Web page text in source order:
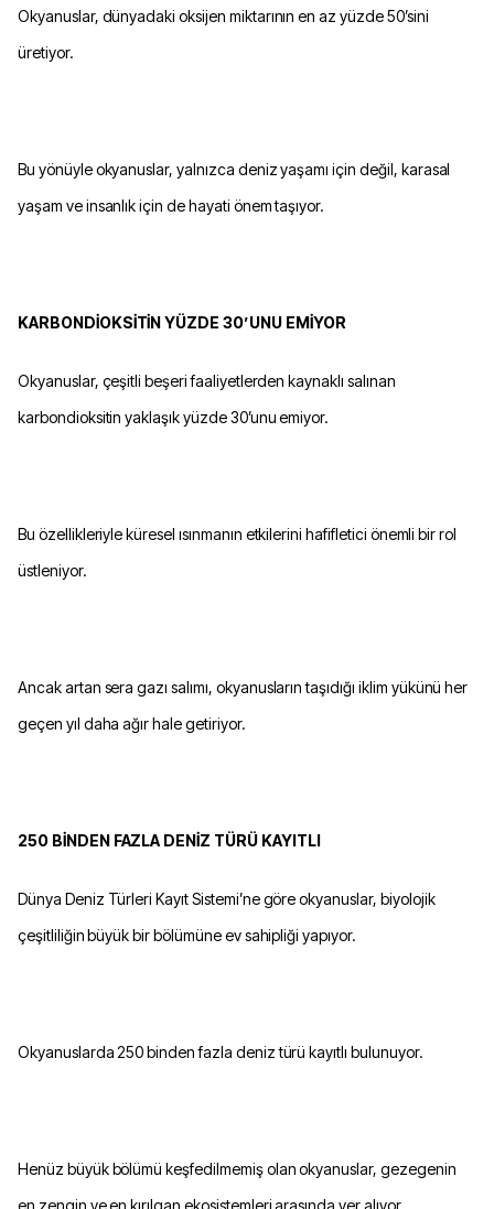
Okyanuslar, dünyadaki oksijen miktarının en az yüzde 50’sini
üretiyor.
Bu yönüyle okyanuslar, yalnızca deniz yaşamı için değil, karasal
yaşam ve insanlık için de hayati önem taşıyor.
KARBONDİOKSİTİN YÜZDE 30’UNU EMİYOR
Okyanuslar, çeşitli beşeri faaliyetlerden kaynaklı salınan
karbondioksitin yaklaşık yüzde 30’unu emiyor.
Bu özellikleriyle küresel ısınmanın etkilerini hafifletici önemli bir rol
üstleniyor.
Ancak artan sera gazı salımı, okyanusların taşıdığı iklim yükünü her
geçen yıl daha ağır hale getiriyor.
250 BİNDEN FAZLA DENİZ TÜRÜ KAYITLI
Dünya Deniz Türleri Kayıt Sistemi’ne göre okyanuslar, biyolojik
çeşitliliğin büyük bir bölümüne ev sahipliği yapıyor.
Okyanuslarda 250 binden fazla deniz türü kayıtlı bulunuyor.
Henüz büyük bölümü keşfedilmemiş olan okyanuslar, gezegenin
en zengin ve en kırılgan ekosistemleri arasında yer alıyor.